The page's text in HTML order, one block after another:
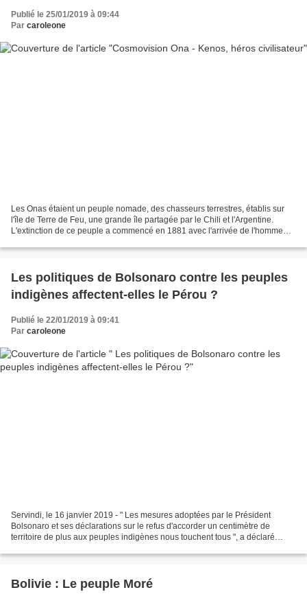
Publié le 25/01/2019 à 09:44
Par caroleone
Les Onas étaient un peuple nomade, des chasseurs terrestres, établis sur
l'île de Terre de Feu, une grande île partagée par le Chili et l'Argentine.
L'extinction de ce peuple a commencé en 1881 avec l'arrivée de l'homme
Les politiques de Bolsonaro contre les peuples
indigènes affectent-elles le Pérou ?
Publié le 22/01/2019 à 09:41
Par caroleone
Servindi, le 16 janvier 2019 - " Les mesures adoptées par le Président
Bolsonaro et ses déclarations sur le refus d'accorder un centimètre de
territoire de plus aux peuples indigènes nous touchent tous ", a déclaré
Bolivie : Le peuple Moré